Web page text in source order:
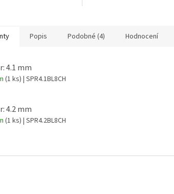
Popis Podobné (4) Hodnocení
4.1 mm
(1 ks) | SPR4.1BL8CH
4.2 mm
(1 ks) | SPR4.2BL8CH